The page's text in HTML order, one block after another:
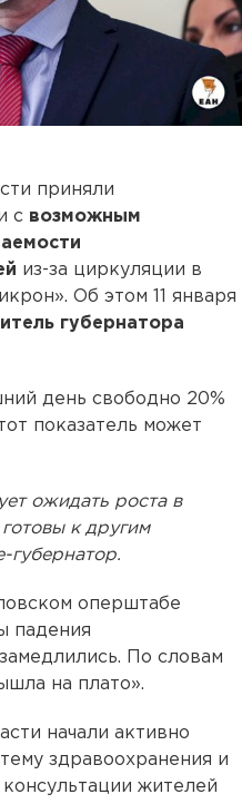
приняли
с возможным
из-за циркуляции в
Об этом 11 января
губернатора
день свободно 20%
показатель может
ожидать роста в
к другим
губернатор.
оперштабе
падения
По словам
на плато».
начали активно
здравоохранения и
жителей